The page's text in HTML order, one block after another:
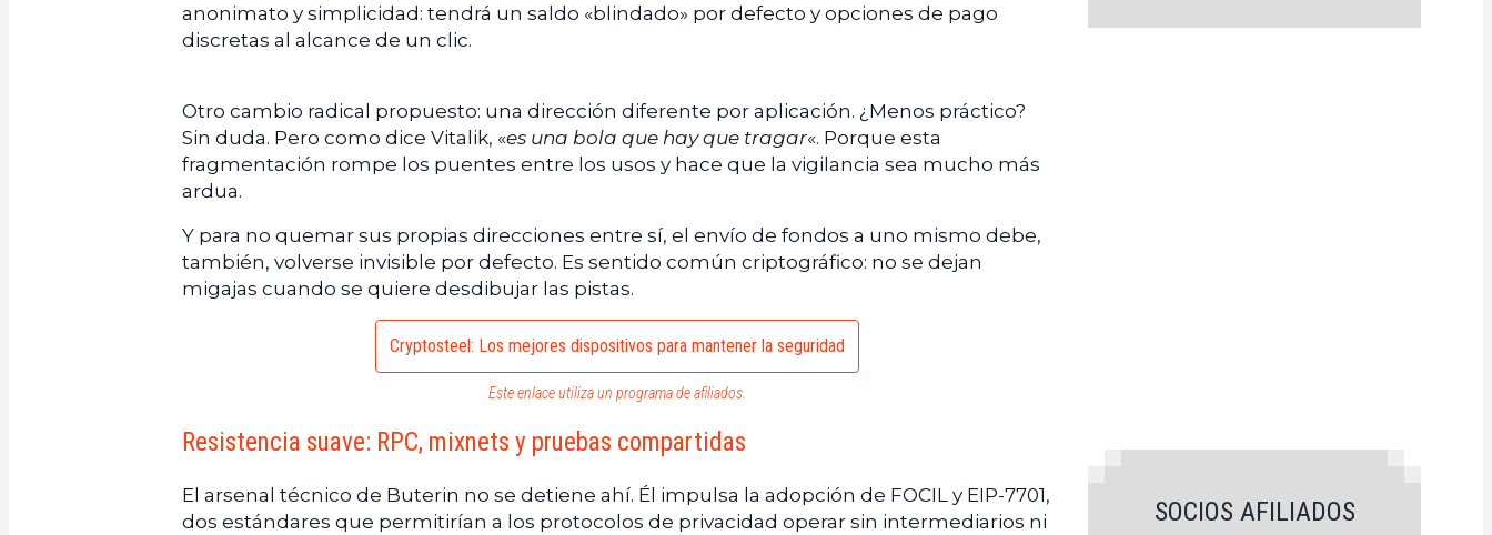
anonimato y simplicidad: tendrá un saldo «blindado» por defecto y opciones de pago
discretas al alcance de un clic.
Otro cambio radical propuesto: una dirección diferente por aplicación. ¿Menos práctico?
Sin duda. Pero como dice Vitalik, «es una bola que hay que tragar«. Porque esta
fragmentación rompe los puentes entre los usos y hace que la vigilancia sea mucho más
ardua.
Y para no quemar sus propias direcciones entre sí, el envío de fondos a uno mismo debe,
también, volverse invisible por defecto. Es sentido común criptográfico: no se dejan
migajas cuando se quiere desdibujar las pistas.
Cryptosteel: Los mejores dispositivos para mantener la seguridad
Este enlace utiliza un programa de afiliados.
Resistencia suave: RPC, mixnets y pruebas compartidas
El arsenal técnico de Buterin no se detiene ahí. Él impulsa la adopción de FOCIL y EIP-7701,
dos estándares que permitirían a los protocolos de privacidad operar sin intermediarios ni
SOCIOS AFILIADOS